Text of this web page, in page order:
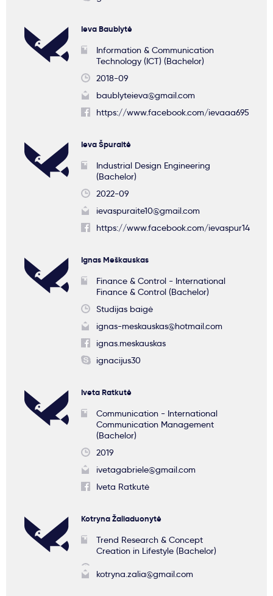
Ieva Baublytė
Information & Communication
Technology (ICT) (Bachelor)
2018-09
baublyteieva@gmail.com
https://www.facebook.com/ievaaa695
Ieva Špuraitė
Industrial Design Engineering
(Bachelor)
2022-09
ievaspuraite10@gmail.com
https://www.facebook.com/ievaspur14
Ignas Meškauskas
Finance & Control - International
Finance & Control (Bachelor)
Studijas baigė
ignas-meskauskas@hotmail.com
ignas.meskauskas
ignacijus30
Iveta Ratkutė
Communication - International
Communication Management
(Bachelor)
2019
ivetagabriele@gmail.com
Iveta Ratkutė
Kotryna Žaliaduonytė
Trend Research & Concept
Creation in Lifestyle (Bachelor)
kotryna.zalia@gmail.com